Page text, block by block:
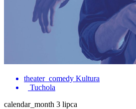
theater_comedy Kultura
Tuchola
calendar_month 3 lipca